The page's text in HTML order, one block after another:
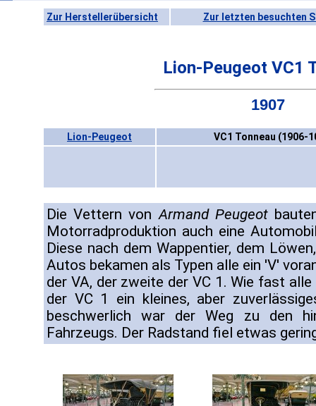
Zur Herstellerübersicht Zur letzten besuchten
Lion-Peugeot VC1
1907
Lion-Peugeot VC1 Tonneau (1906-
Die Vettern vonArmand Peugeot
Motorradproduktion auch eine
Diese nach dem Wappentier, dem
Autos bekamen als Typen alle ein 'V'
der VA, der zweite der VC 1. Wie fast
der VC 1 ein kleines, aber
beschwerlich war der Weg zu den
Fahrzeugs. Der Radstand fiel etwas